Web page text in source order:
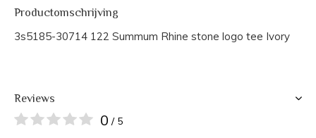
Productomschrijving
3s5185-30714 122 Summum Rhine stone logo tee Ivory
Reviews
0 / 5